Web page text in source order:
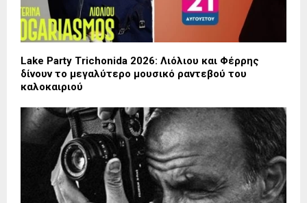
Lake Party Trichonida 2026: Λιόλιου και Φέρρης
δίνουν το μεγαλύτερο μουσικό ραντεβού του
καλοκαιριού